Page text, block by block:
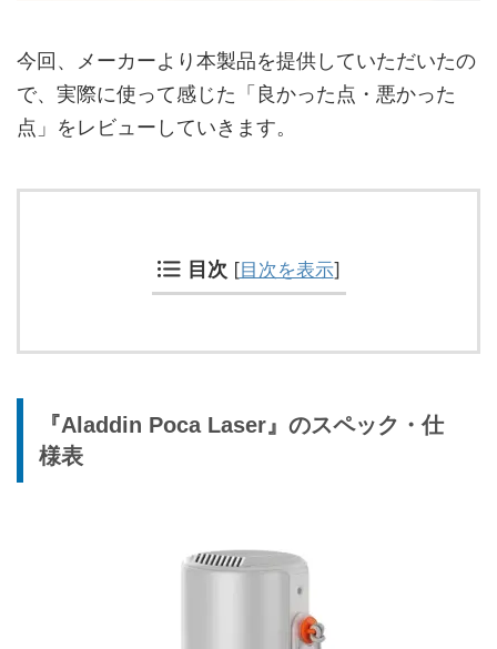
今回、メーカーより本製品を提供していただいたの
で、実際に使って感じた「良かった点・悪かった
点」をレビューしていきます。
目次 [目次を表示]
『Aladdin Poca Laser』のスペック・仕
様表